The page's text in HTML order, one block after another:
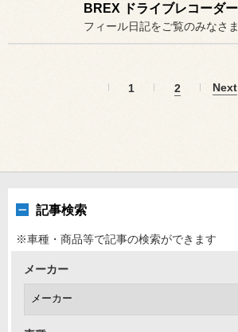
1 2 Next
記事検索
※車種・商品等で記事の検索ができます
メーカー